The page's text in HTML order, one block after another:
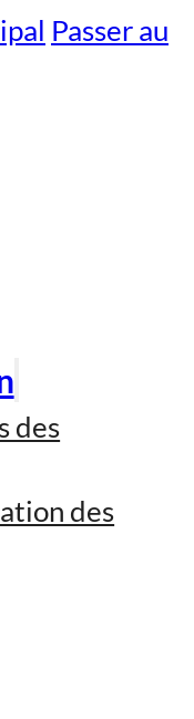
Passer au
des
des